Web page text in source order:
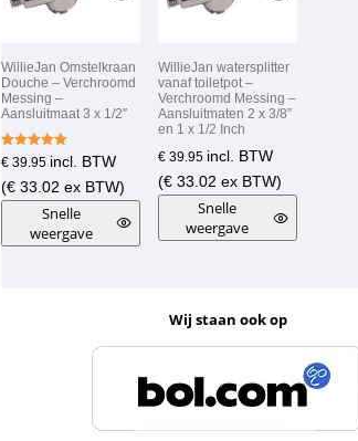
WillieJan Omstelkraan
Douche – Verchroomd
Messing –
Aansluitmaat 3 x 1/2″
Gewaardeer
d
5.00
uit 5
€39.95 incl. BTW
(€33.02 ex BTW)
Snelle
weergave
WillieJan watersplitter
vanaf toiletpot –
Verchroomd Messing –
Aansluitmaten 2 x 3/8”
en 1 x 1/2 Inch
€39.95 incl. BTW
(€33.02 ex BTW)
Snelle
weergave
Wij staan ook op